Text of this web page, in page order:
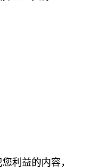
利益的内容，